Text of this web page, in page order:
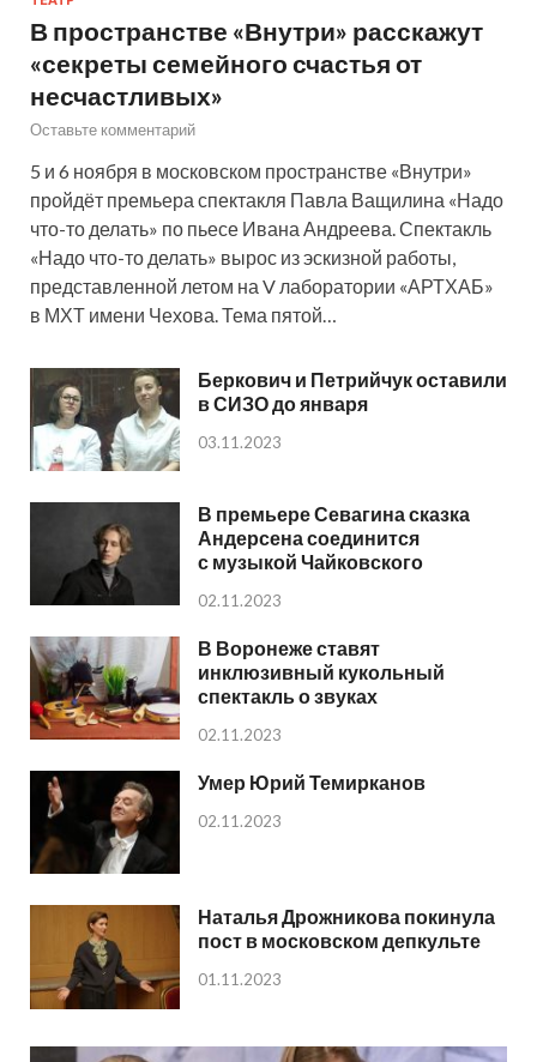
В пространстве «Внутри» расскажут
«секреты семейного счастья от
несчастливых»
Оставьте комментарий
5 и 6 ноября в московском пространстве «Внутри»
пройдёт премьера спектакля Павла Ващилина «Надо
что-то делать» по пьесе Ивана Андреева. Спектакль
«Надо что-то делать» вырос из эскизной работы,
представленной летом на V лаборатории «АРТХАБ»
в МХТ имени Чехова. Тема пятой…
Беркович и Петрийчук оставили
в СИЗО до января
03.11.2023
В премьере Севагина сказка
Андерсена соединится
с музыкой Чайковского
02.11.2023
В Воронеже ставят
инклюзивный кукольный
спектакль о звуках
02.11.2023
Умер Юрий Темирканов
02.11.2023
Наталья Дрожникова покинула
пост в московском депкульте
01.11.2023